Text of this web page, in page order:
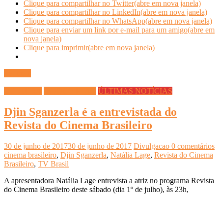
Clique para compartilhar no Twitter(abre em nova janela)
Clique para compartilhar no LinkedIn(abre em nova janela)
Clique para compartilhar no WhatsApp(abre em nova janela)
Clique para enviar um link por e-mail para um amigo(abre em
nova janela)
Clique para imprimir(abre em nova janela)
ÚLTIMAS NOTÍCIAS
Djin Sganzerla é a entrevistada do
Revista do Cinema Brasileiro
30 de junho de 201730 de junho de 2017 Divulgacao 0 comentários
cinema brasileiro, Djin Sganzerla, Natália Lage, Revista do Cinema
Brasileiro, TV Brasil
A apresentadora Natália Lage entrevista a atriz no programa Revista
do Cinema Brasileiro deste sábado (dia 1º de julho), às 23h,